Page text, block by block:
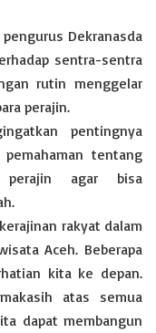
Dekranasda
sentra-sentra
rutin menggelar
perajin.
pentingnya
tentang
perajin agar bisa
rakyat dalam
Aceh. Beberapa
kita ke depan.
atas semua
dapat membangun